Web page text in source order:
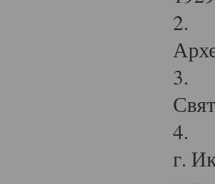
2.
3.
4.
г.